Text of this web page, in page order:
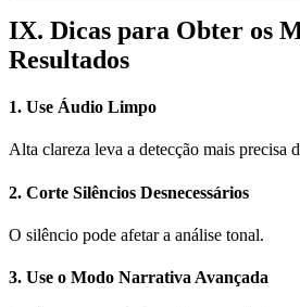
IX. Dicas para Obter os
Resultados
1. Use Áudio Limpo
Alta clareza leva a detecção mais precisa
2. Corte Silêncios Desnecessários
O silêncio pode afetar a análise tonal.
3. Use o Modo Narrativa Avançada